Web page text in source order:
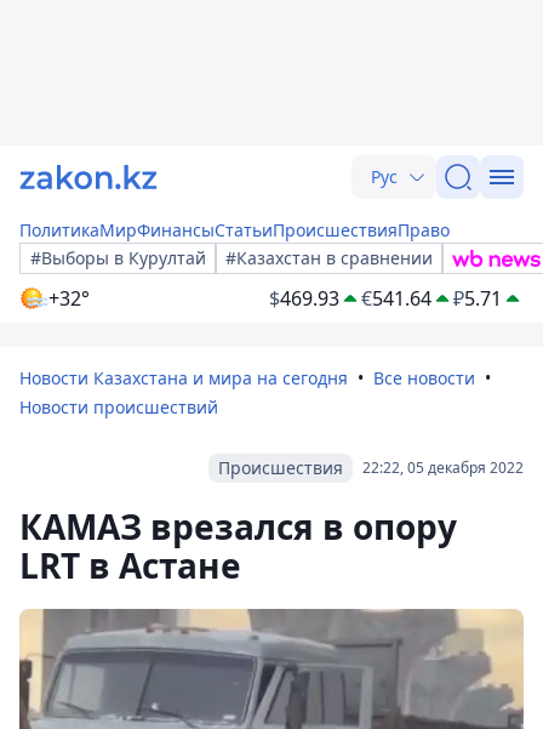
Рус
ПолитикаМирФинансыСтатьиПроисшествияПраво
#Выборы в Курултай
#Казахстан в сравнении
+32° $469.93 €541.64 ₽5.71
Новости Казахстана и мира на сегодня
Все новости
Новости происшествий
22:22, 05 декабря 2022
Происшествия
КАМАЗ врезался в опору
LRT в Астане